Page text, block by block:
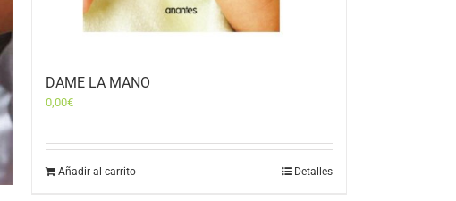
DAME LA MANO
0,00€
Añadir al carrito Detalles